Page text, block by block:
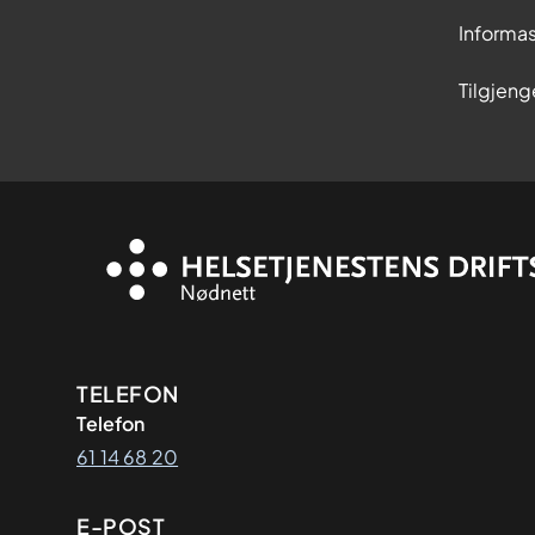
Kontaktinformasjon
TELEFON
Telefon
61 14 68 20
E-POST